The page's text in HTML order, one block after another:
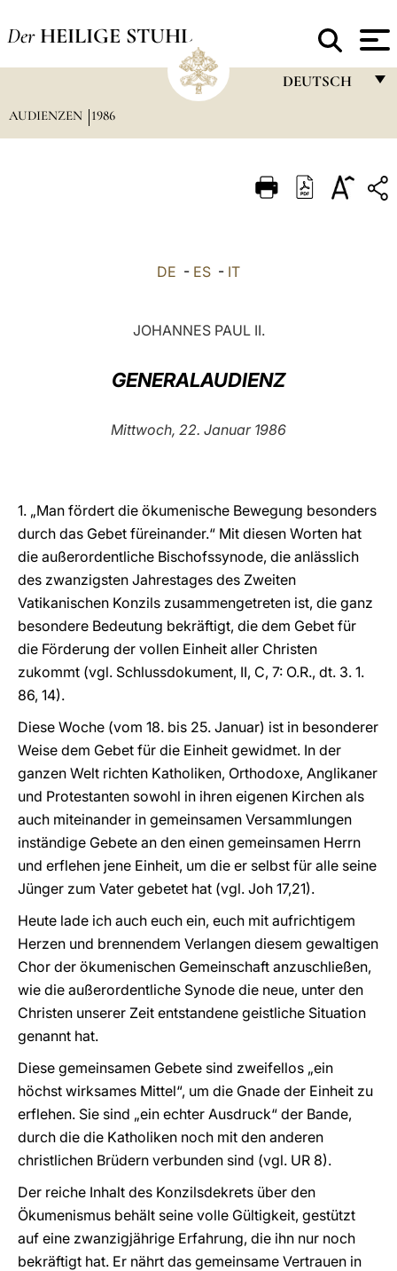
Der HEILIGE STUHL
DEUTSCH
ITALIANO
中文
LATINE
AUDIENZEN 1986
DE - ES - IT
JOHANNES PAUL II.
GENERALAUDIENZ
Mittwoch, 22. Januar 1986
1. „Man fördert die ökumenische Bewegung besonders
durch das Gebet füreinander.“ Mit diesen Worten hat
die außerordentliche Bischofssynode, die anlässlich
des zwanzigsten Jahrestages des Zweiten
Vatikanischen Konzils zusammengetreten ist, die ganz
besondere Bedeutung bekräftigt, die dem Gebet für
die Förderung der vollen Einheit aller Christen
zukommt (vgl. Schlussdokument, II, C, 7: O.R., dt. 3. 1.
86, 14).
Diese Woche (vom 18. bis 25. Januar) ist in besonderer
Weise dem Gebet für die Einheit gewidmet. In der
ganzen Welt richten Katholiken, Orthodoxe, Anglikaner
und Protestanten sowohl in ihren eigenen Kirchen als
auch miteinander in gemeinsamen Versammlungen
inständige Gebete an den einen gemeinsamen Herrn
und erflehen jene Einheit, um die er selbst für alle seine
Jünger zum Vater gebetet hat (vgl. Joh 17,21).
Heute lade ich auch euch ein, euch mit aufrichtigem
Herzen und brennendem Verlangen diesem gewaltigen
Chor der ökumenischen Gemeinschaft anzuschließen,
wie die außerordentliche Synode die neue, unter den
Christen unserer Zeit entstandene geistliche Situation
genannt hat.
Diese gemeinsamen Gebete sind zweifellos „ein
höchst wirksames Mittel“, um die Gnade der Einheit zu
erflehen. Sie sind „ein echter Ausdruck“ der Bande,
durch die die Katholiken noch mit den anderen
christlichen Brüdern verbunden sind (vgl. UR 8).
Der reiche Inhalt des Konzilsdekrets über den
Ökumenismus behält seine volle Gültigkeit, gestützt
auf eine zwanzigjährige Erfahrung, die ihn nur noch
bekräftigt hat. Er nährt das gemeinsame Vertrauen in